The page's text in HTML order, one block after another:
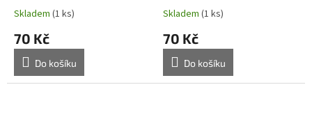
Skladem (1 ks)
70 Kč
Do košíku
Skladem (1 ks)
70 Kč
Do košíku